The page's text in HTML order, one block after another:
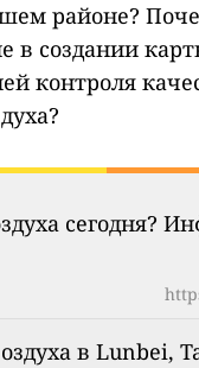
районе?
в создании
контроля
сегодня?
в Lunbei,